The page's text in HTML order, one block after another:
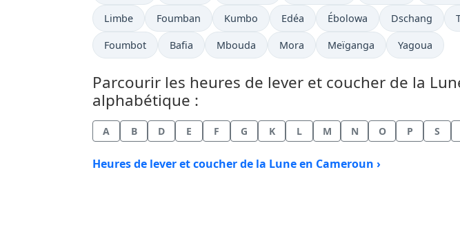
Limbe Foumban Kumbo Edéa Ébolowa Dschang
Foumbot Bafia Mbouda Mora Meïganga Yagoua
Parcourir les heures de lever et coucher de la
alphabétique :
A B D E F G K L M N O P S
Heures de lever et coucher de la Lune en Cameroun ›